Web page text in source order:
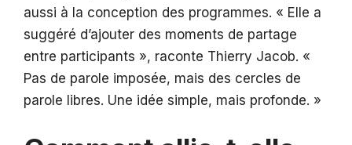
aussi à la conception des programmes. « Elle a
suggéré d’ajouter des moments de partage
entre participants », raconte Thierry Jacob. «
Pas de parole imposée, mais des cercles de
parole libres. Une idée simple, mais profonde. »